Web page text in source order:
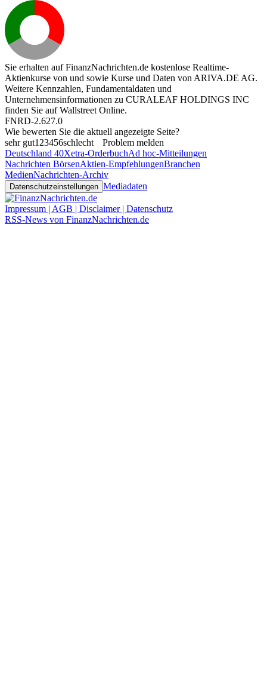
Sie erhalten auf FinanzNachrichten.de kostenlose Realtime-
Aktienkurse von und sowie Kurse und Daten von ARIVA.DE AG.
Weitere Kennzahlen, Fundamentaldaten und
Unternehmensinformationen zu CURALEAF HOLDINGS INC
finden Sie aufWallstreet Online.
FNRD-2.627.0
Wie bewerten Sie die aktuell angezeigte Seite?
sehr gut1 23456schlecht
Problem melden
Deutschland 40Xetra-OrderbuchAd hoc-Mitteilungen
Nachrichten BörsenAktien-EmpfehlungenBranchen
MedienNachrichten-Archiv
Datenschutzeinstellungen Mediadaten
Impressum | AGB | Disclaimer | Datenschutz
RSS-News von FinanzNachrichten.de